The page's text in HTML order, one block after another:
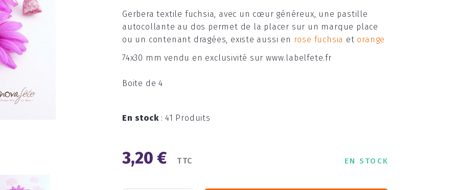
Gerbera textile fuchsia, avec un cœur généreux, une pastille
autocollante au dos permet de la placer sur un marque place
ou un contenant dragées, existe aussi en rose fuchsia et orange
74x30 mm vendu en exclusivité sur www.labelfete.fr
Boite de 4
En stock : 41 Produits
3,20 € TTC EN STOCK